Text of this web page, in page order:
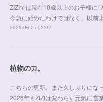
ZIZIでは現在10歳以上のお子様に
今急に始めたわけではなく、以前
2026.06.25 02:02
植物の力。
こちらの更新、また久しぶりにな
2026年もZIZIは変わらず元気に営